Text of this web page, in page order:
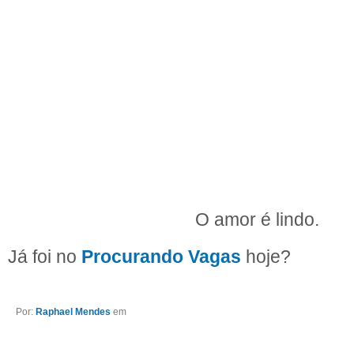
O amor é lindo.
Já foi no Procurando Vagas hoje?
Por: Raphael Mendes em